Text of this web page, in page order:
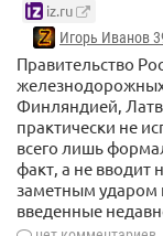
iz.ru
Игорь Иванов
Правительство
железнодорожных
Финляндией,
практически не
всего лишь
факт, а не вводит
заметным ударом
введенные